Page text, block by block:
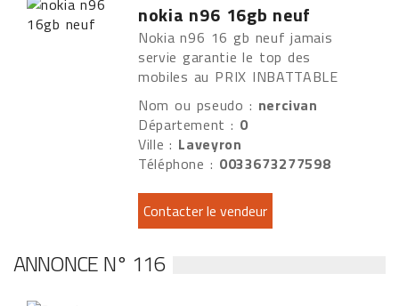
nokia n96 16gb neuf
Nokia n96 16 gb neuf jamais
servie garantie le top des
mobiles au PRIX INBATTABLE
Nom ou pseudo : nercivan
Département : 0
Ville : Laveyron
Téléphone : 0033673277598
ANNONCE N° 116